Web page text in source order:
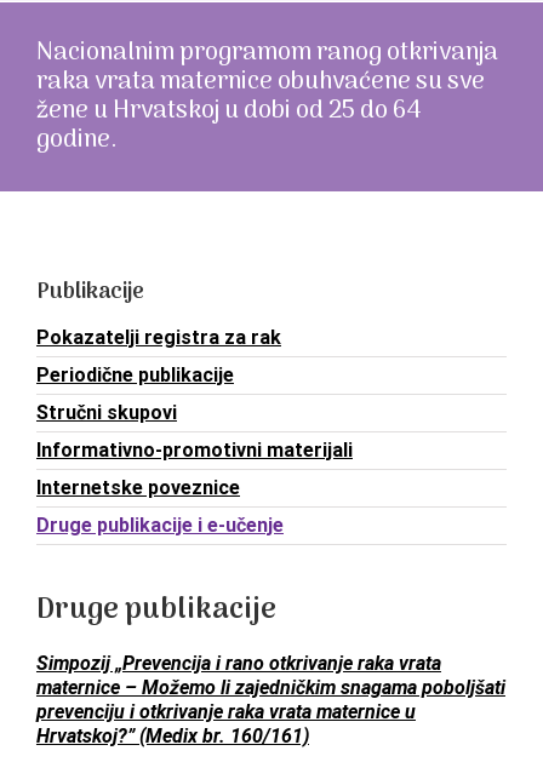
Pitajte nas
Traži...
Nacionalnim programom ranog otkrivanja
raka vrata maternice obuhvaćene su sve
žene u Hrvatskoj u dobi od 25 do 64
godine.
Publikacije
Pokazatelji registra za rak
Periodične publikacije
Stručni skupovi
Informativno-promotivni materijali
Internetske poveznice
Druge publikacije i e-učenje
Druge publikacije
Simpozij „Prevencija i rano otkrivanje raka vrata
maternice – Možemo li zajedničkim snagama poboljšati
prevenciju i otkrivanje raka vrata maternice u
Hrvatskoj?” (Medix br. 160/161)